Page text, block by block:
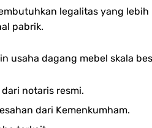
legalitas yang
pabrik.
usaha dagang mebel skala
notaris resmi.
dari Kemenkumham.